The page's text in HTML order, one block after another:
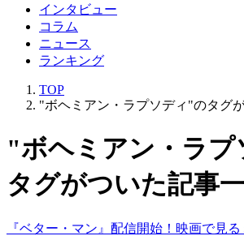
インタビュー
コラム
ニュース
ランキング
TOP
"ボヘミアン・ラプソディ"のタグ
"ボヘミアン・ラ
タグがついた記事
『ベター・マン』配信開始！映画で見